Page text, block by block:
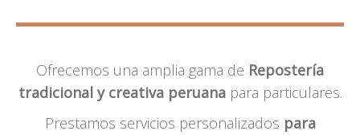
Ofrecemos una amplia gama de Repostería
tradicional y creativa peruanapara particulares.
Prestamos servicios personalizados para